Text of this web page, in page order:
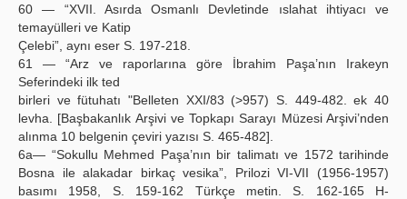
60 — “XVII. Asırda Osmanlı Devletinde ıslahat ihtiyacı ve
temayülleri ve Katip
Çelebi”, aynı eser S. 197-218.
61 — “Arz ve raporlarına göre İbrahim Paşa’nın Irakeyn
Seferindeki ilk ted
birleri ve fütuhatı "Belleten XXI/83 (>957) S. 449-482. ek 40
levha. [Başbakanlık Arşivi ve Topkapı Sarayı Müzesi Arşivi’nden
alınma 10 belgenin çeviri yazısı S. 465-482].
6a— “Sokullu Mehmed Paşa’nın bir talimatı ve 1572 tarihinde
Bosna ile alakadar birkaç vesika”, Prilozi VI-VII (1956-1957)
basımı 1958, S. 159-162 Türkçe metin. S. 162-165 H-